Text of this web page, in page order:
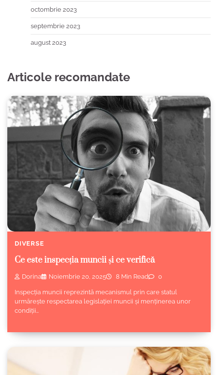
octombrie 2023
septembrie 2023
august 2023
Articole recomandate
DIVERSE
Ce este inspecția muncii și ce verifică
Dorina Noiembrie 20, 2025 8 Min Read 0
Inspecția muncii reprezintă mecanismul prin care statul
urmărește respectarea legislației muncii și menținerea unor
condiții…